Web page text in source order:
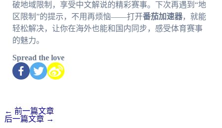
破地域限制，享受中文解说的精彩赛事。下次再遇到“地
区限制”的提示，不用再烦恼——打开番茄加速器，就能
轻松解决，让你在海外也能和国内同步，感受体育赛事
的魅力。
Spread the love
← 前一篇文章
后一篇文章 →